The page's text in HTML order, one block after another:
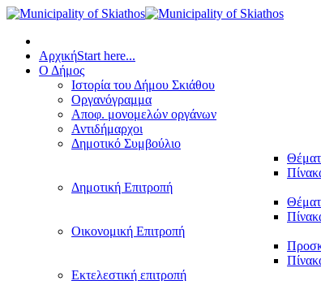
ΑρχικήStart here...
Ο Δήμος
Ιστορία του Δήμου Σκιάθου
Οργανόγραμμα
Αποφ. μονομελών οργάνων
Αντιδήμαρχοι
Δημοτικό Συμβούλιο
Δημοτική Επιτροπή
Οικονομική Επιτροπή
Εκτελεστική επιτροπή